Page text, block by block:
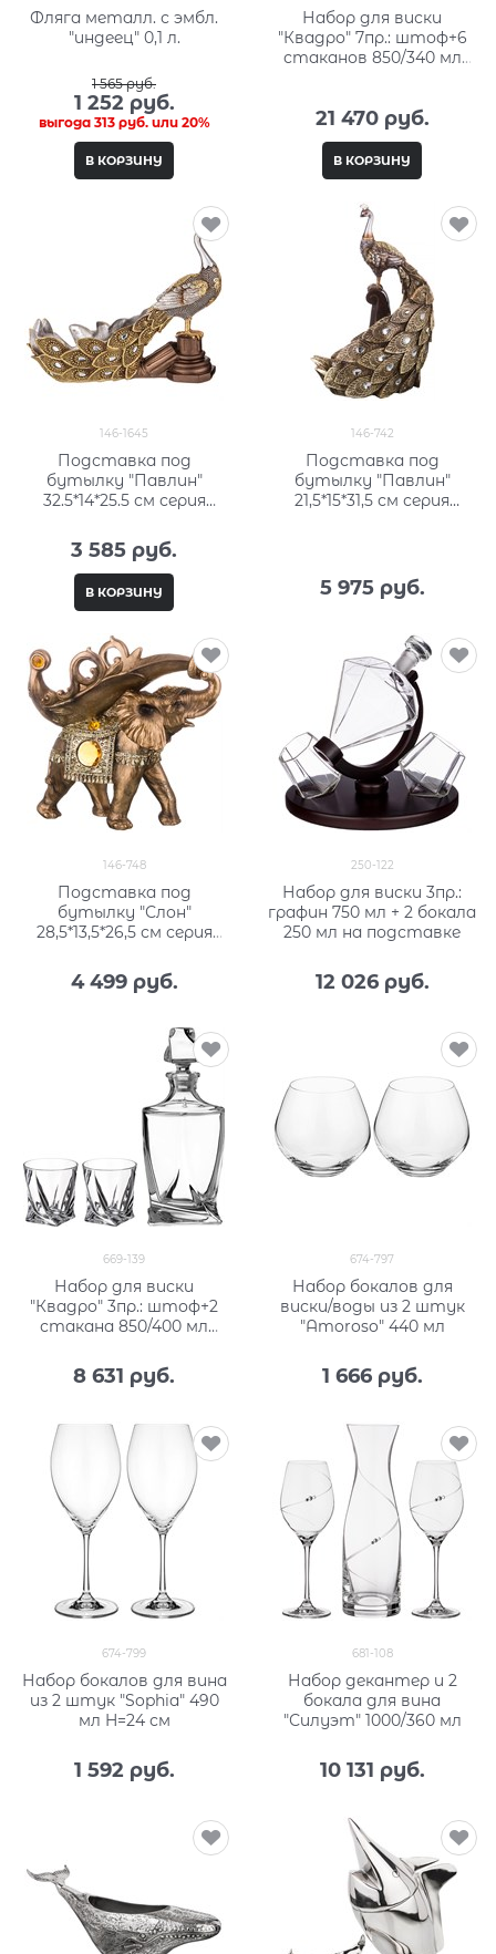
Фляга металл. с эмбл.
"индеец" 0,1 л.
1 565 руб.
1 252 руб.
выгода 313 руб.или 20%
В КОРЗИНУ
Набор для виски
"Квадро" 7пр.: штоф+6
стаканов 850/340 мл
21 470 руб.
В КОРЗИНУ
146-1645
Подставка под
бутылку "Павлин"
32.5*14*25.5 см серия
3 585 руб.
В КОРЗИНУ
146-742
Подставка под
бутылку "Павлин"
21,5*15*31,5 см серия
5 975 руб.
146-748
Подставка под
бутылку "Слон"
28,5*13,5*26,5 см серия
4 499 руб.
250-122
Набор для виски 3пр.:
графин 750 мл + 2 бокала
250 мл на подставке
12 026 руб.
669-139
Набор для виски
"Квадро" 3пр.: штоф+2
стакана 850/400 мл
8 631 руб.
674-797
Набор бокалов для
виски/воды из 2 штук
"Amoroso" 440 мл
1 666 руб.
674-799
Набор бокалов для вина
из 2 штук "Sophia" 490
мл H=24 см
1 592 руб.
681-108
Набор декантер и 2
бокала для вина
"Силуэт" 1000/360 мл
10 131 руб.